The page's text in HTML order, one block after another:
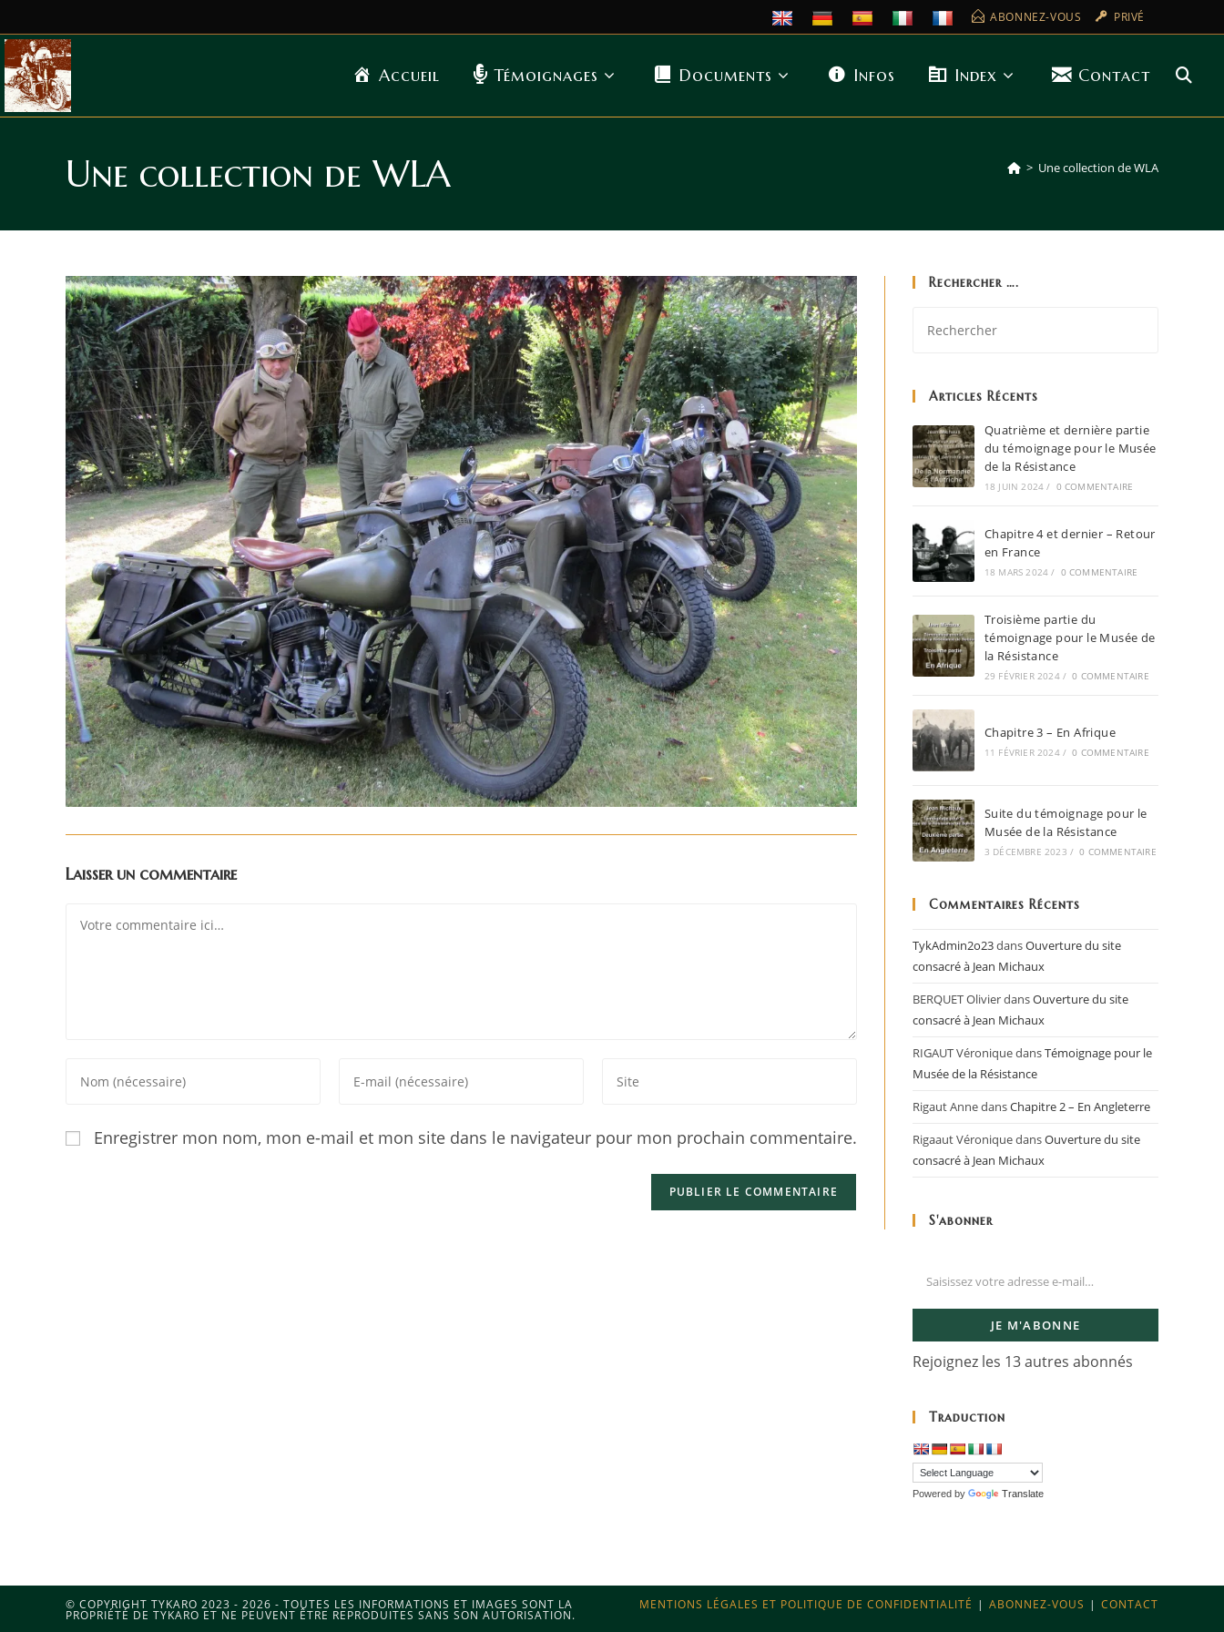
ABONNEZ-VOUS PRIVÉ
Accueil Témoignages Documents Infos Index Contact
Une collection de WLA > Une collection de WLA
Laisser un commentaire
Enregistrer mon nom, mon e-mail et mon site dans le navigateur pour mon prochain commentaire.
Rechercher ….
Articles Récents
Quatrième et dernière partie
du témoignage pour le Musée
de la Résistance
18 JUIN 2024 / 0 COMMENTAIRE
Chapitre 4 et dernier – Retour
en France
18 MARS 2024 / 0 COMMENTAIRE
Troisième partie du
témoignage pour le Musée de
la Résistance
29 FÉVRIER 2024 / 0 COMMENTAIRE
Chapitre 3 – En Afrique
11 FÉVRIER 2024 / 0 COMMENTAIRE
Suite du témoignage pour le
Musée de la Résistance
3 DÉCEMBRE 2023 / 0 COMMENTAIRE
Commentaires Récents
TykAdmin2o23dansOuverture du site
consacré à Jean Michaux
BERQUET OlivierdansOuverture du site
consacré à Jean Michaux
RIGAUT VéroniquedansTémoignage pour le
Musée de la Résistance
Rigaut AnnedansChapitre 2 – En Angleterre
Rigaaut VéroniquedansOuverture du site
consacré à Jean Michaux
S'abonner
JE M'ABONNE
Rejoignez les 13 autres abonnés
Traduction
Powered by Translate
MENTIONS LÉGALES ET POLITIQUE DE CONFIDENTIALITÉ ABONNEZ-VOUS CONTACT
© COPYRIGHT TYKARO 2023 - 2026 - TOUTES LES INFORMATIONS ET IMAGES SONT LA
PROPRIÉTÉ DE TYKARO ET NE PEUVENT ÊTRE REPRODUITES SANS SON AUTORISATION.